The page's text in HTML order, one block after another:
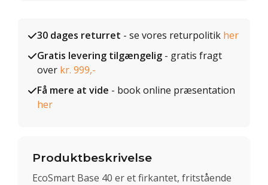
30 dages returret - se vores returpolitik her
Gratis levering tilgængelig - gratis fragt
over kr. 999,-
Få mere at vide - book online præsentation
her
Produktbeskrivelse
EcoSmart Base 40 er et firkantet, fritstående